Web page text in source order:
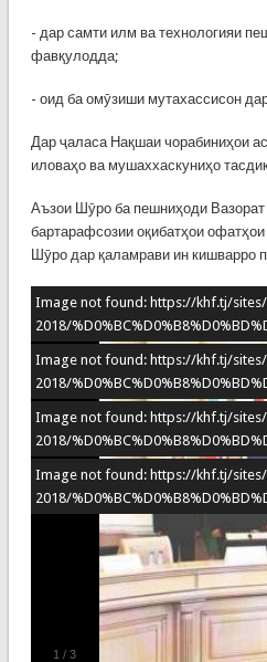
- дар самти илм ва технологияи
фавқулодда;
- оид ба омӯзиши мутахассисон
Дар ҷаласа Нақшаи чорабиниҳои
иловаҳо ва мушаххаскуниҳо
Аъзои Шӯро ба пешниҳоди
бартарафсозии оқибатҳои
Шӯро дар қаламрави ин кишварро
1 / 3
Image not found: https://khf.tj/
2018/
Image not found: https://khf.tj/
2018/
Image not found: https://khf.tj/
2018/
Image not found: https://khf.tj/
2018/